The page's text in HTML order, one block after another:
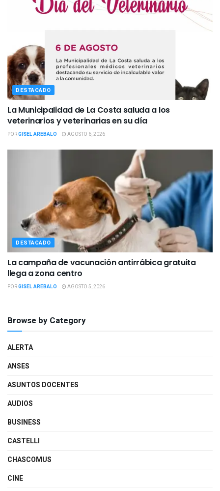
DESTACADO
La Municipalidad de La Costa saluda a los
veterinarios y veterinarias en su día
PORGISEL AREBALO AGOSTO 6, 2026
DESTACADO
La campaña de vacunación antirrábica gratuita
llega a zona centro
PORGISEL AREBALO AGOSTO 5, 2026
Browse by Category
ALERTA
ANSES
ASUNTOS DOCENTES
AUDIOS
BUSINESS
CASTELLI
CHASCOMUS
CINE